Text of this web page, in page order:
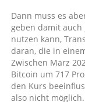
Dann muss es
geben damit
nutzen kann,
daran, die in
Zwischen März
Bitcoin um 717
den Kurs
also nicht